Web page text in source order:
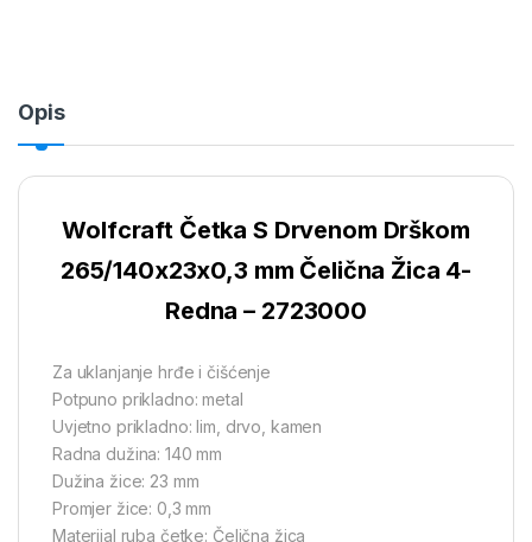
Opis
Wolfcraft Četka S Drvenom Drškom
265/140x23x0,3 mm Čelična Žica 4-
Redna – 2723000
Za uklanjanje hrđe i čišćenje
Potpuno prikladno: metal
Uvjetno prikladno: lim, drvo, kamen
Radna dužina: 140 mm
Dužina žice: 23 mm
Promjer žice: 0,3 mm
Materijal ruba četke: Čelična žica